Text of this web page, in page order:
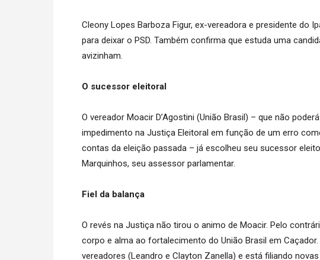
Cleony Lopes Barboza Figur, ex-vereadora e presidente do
para deixar o PSD. Também confirma que estuda uma
avizinham.
O sucessor eleitoral
O vereador Moacir D’Agostini (União Brasil) – que não
impedimento na Justiça Eleitoral em função de um erro
contas da eleição passada – já escolheu seu sucessor
Marquinhos, seu assessor parlamentar.
Fiel da balança
O revés na Justiça não tirou o animo de Moacir. Pelo
corpo e alma ao fortalecimento do União Brasil em
vereadores (Leandro e Clayton Zanella) e está filiando